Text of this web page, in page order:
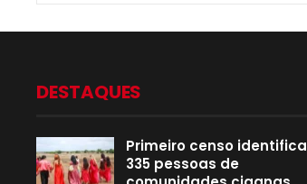
DESTAQUES
Primeiro censo identifica
335 pessoas de